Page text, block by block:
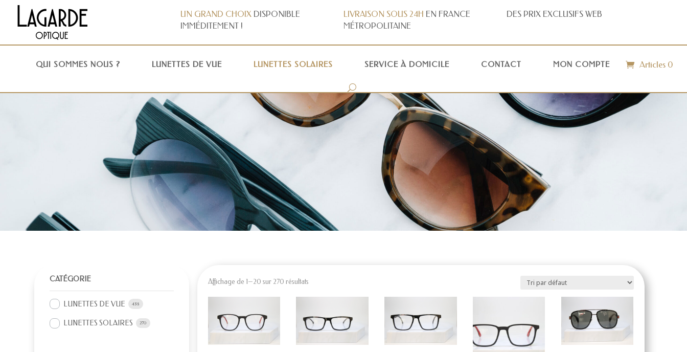
UN GRAND CHOIXDISPONIBLE
IMMÉDITEMENT !
LIVRAISON SOUS 24H EN FRANCE
MÉTROPOLITAINE
DES PRIX EXCLUSIFS WEB
QUI SOMMES NOUS ? LUNETTES DE VUE LUNETTES SOLAIRES SERVICE À DOMICILE CONTACT MON COMPTE Articles 0
CATÉGORIE
LUNETTES DE VUE 438
LUNETTES SOLAIRES 270
Affichage de 1–20 sur 270 résultats